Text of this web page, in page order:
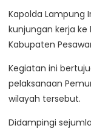
Kapolda Lampung
kunjungan kerja ke
Kabupaten
Kegiatan ini
pelaksanaan
wilayah tersebut.
Didampingi